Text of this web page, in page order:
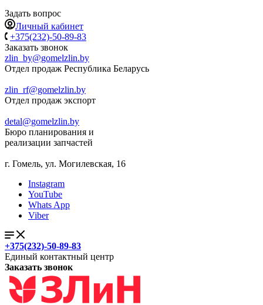
Задать вопрос
Личный кабинет
+375(232)-50-89-83
Заказать звонок
zlin_by@gomelzlin.by
Отдел продаж Республика Беларусь
zlin_rf@gomelzlin.by
Отдел продаж экспорт
detal@gomelzlin.by
Бюро планирования и
реализации запчастей
г. Гомель, ул. Могилевская, 16
Instagram
YouTube
Whats App
Viber
+375(232)-50-89-83
Единый контактный центр
Заказать звонок